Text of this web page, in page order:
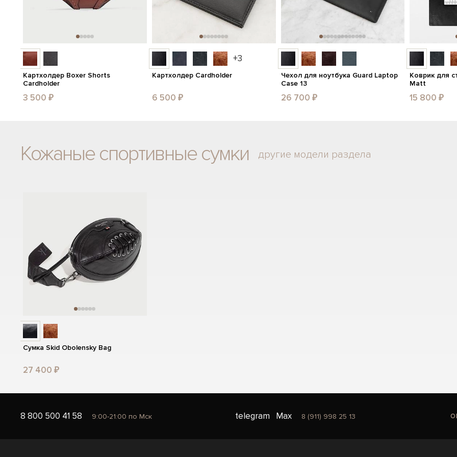
Картхолдер Boxer Shorts
Cardholder
3 500 ₽
+3
Картхолдер Cardholder
6 500 ₽
Чехол для ноутбука Guard Laptop
Case 13
26 700 ₽
Коврик для
Matt
15 800 ₽
Кожаные спортивные сумки другие модели раздела
Сумка Skid Obolensky Bag
27 400 ₽
8 800 500 41 58 9:00-21:00 по Мск telegram Max 8 (911) 998 25 13